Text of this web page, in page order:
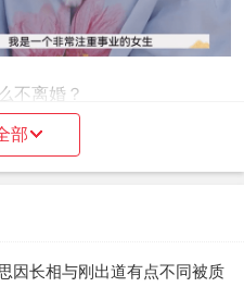
不离婚？
傅首尔和老刘的关系很奇
活，来到上海之后，老刘觉
有了工作，每天的生活都在
部
因长相与刚出道有点不同被质